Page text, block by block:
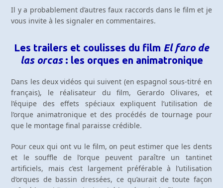
Il y a probablement d’autres faux raccords dans le film et je
vous invite à les signaler en commentaires.
Les trailers et coulisses du film El faro de
las orcas: les orques en animatronique
Dans les deux vidéos qui suivent (en espagnol sous-titré en
français), le réalisateur du film, Gerardo Olivares, et
l’équipe des effets spéciaux expliquent l’utilisation de
l’orque animatronique et des procédés de tournage pour
que le montage final paraisse crédible.
Pour ceux qui ont vu le film, on peut estimer que les dents
et le souffle de l’orque peuvent paraître un tantinet
artificiels, mais c’est largement préférable à l’utilisation
d’orques de bassin dressées, ce qu’aurait de toute façon